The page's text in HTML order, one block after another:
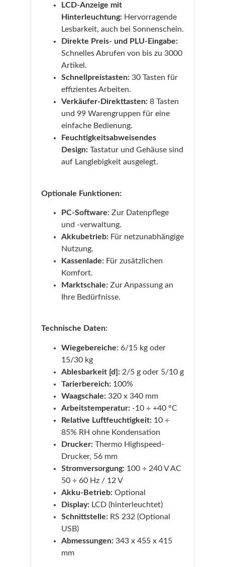
LCD-Anzeige mit
Hinterleuchtung:Hervorragende
Lesbarkeit, auch bei Sonnenschein.
Direkte Preis- und PLU-Eingabe:
Schnelles Abrufen von bis zu 3000
Artikel.
Schnellpreistasten:30 Tasten für
effizientes Arbeiten.
Verkäufer-Direkttasten:8 Tasten
und 99 Warengruppen für eine
einfache Bedienung.
Feuchtigkeitsabweisendes
Design:Tastatur und Gehäuse sind
auf Langlebigkeit ausgelegt.
Optionale Funktionen:
PC-Software:Zur Datenpflege
und -verwaltung.
Akkubetrieb:Für netzunabhängige
Nutzung.
Kassenlade:Für zusätzlichen
Komfort.
Marktschale:Zur Anpassung an
Ihre Bedürfnisse.
Technische Daten:
Wiegebereiche:6/15 kg oder
15/30 kg
Ablesbarkeit [d]:2/5 g oder 5/10 g
Tarierbereich:100%
Waagschale:320 x 340 mm
Arbeitstemperatur:-10 ÷ +40 °C
Relative Luftfeuchtigkeit:10 ÷
85% RH ohne Kondensation
Drucker:Thermo Highspeed-
Drucker, 56 mm
Stromversorgung:100 ÷ 240 V AC
50 ÷ 60 Hz / 12 V
Akku-Betrieb:Optional
Display:LCD (hinterleuchtet)
Schnittstelle:RS 232 (Optional
USB)
Abmessungen:343 x 455 x 415
mm